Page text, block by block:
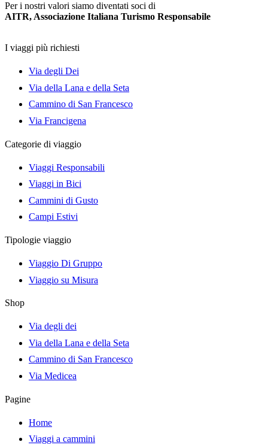
Per i nostri valori siamo diventati soci di
AITR, Associazione Italiana Turismo Responsabile
I viaggi più richiesti
Via degli Dei
Via della Lana e della Seta
Cammino di San Francesco
Via Francigena
Categorie di viaggio
Viaggi Responsabili
Viaggi in Bici
Cammini di Gusto
Campi Estivi
Tipologie viaggio
Viaggio Di Gruppo
Viaggio su Misura
Shop
Via degli dei
Via della Lana e della Seta
Cammino di San Francesco
Via Medicea
Pagine
Home
Viaggi a cammini